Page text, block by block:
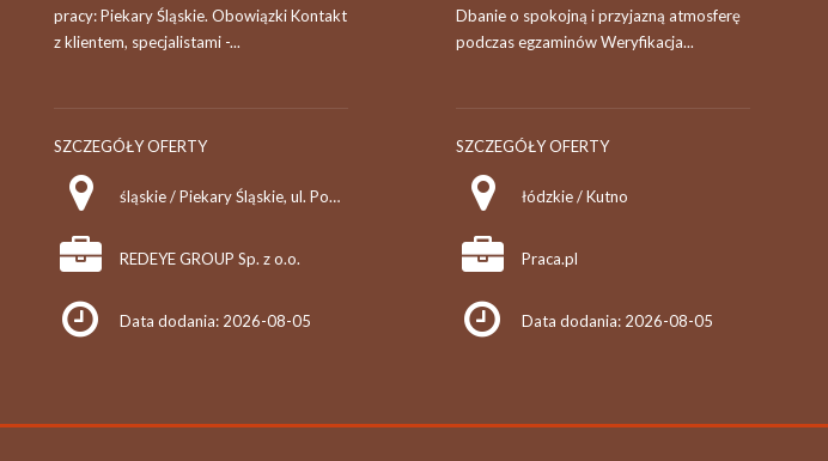
pracy: Piekary Śląskie. Obowiązki Kontakt
z klientem, specjalistami -...
SZCZEGÓŁY OFERTY
śląskie / Piekary Śląskie, ul. Podmiejska 37
REDEYE GROUP Sp. z o.o.
Data dodania: 2026-08-05
Dbanie o spokojną i przyjazną atmosferę
podczas egzaminów Weryfikacja...
SZCZEGÓŁY OFERTY
łódzkie / Kutno
Praca.pl
Data dodania: 2026-08-05